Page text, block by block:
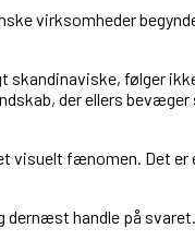
virksomheder
følger
der ellers bevæger
visuelt fænomen. Det er
handle på svaret.